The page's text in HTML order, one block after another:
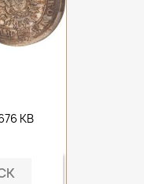
KB